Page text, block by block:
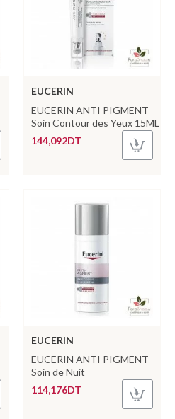
EUCERIN
EUCERIN ANTI PIGMENT
Soin Contour des Yeux 15ML
144,092DT
EUCERIN
EUCERIN ANTI PIGMENT
Soin de Nuit
114,176DT